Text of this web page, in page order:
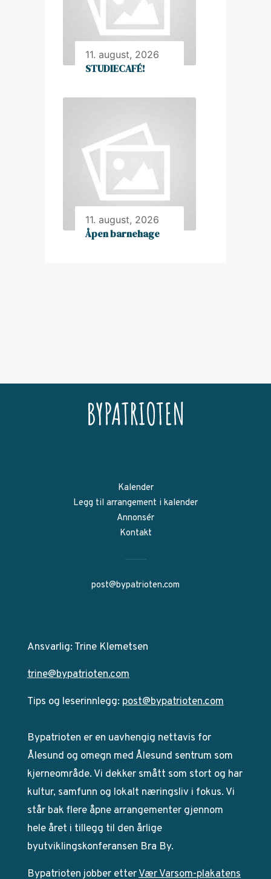
11. august, 2026
STUDIECAFÉ!
11. august, 2026
Åpen barnehage
Kalender
Legg til arrangement i kalender
Annonsér
Kontakt
post@bypatrioten.com
Ansvarlig: Trine Klemetsen
trine@bypatrioten.com
Tips og leserinnlegg: post@bypatrioten.com
Bypatrioten er en uavhengig nettavis for
Ålesund og omegn med Ålesund sentrum som
kjerneområde. Vi dekker smått som stort og har
kultur, samfunn og lokalt næringsliv i fokus. Vi
står bak flere åpne arrangementer gjennom
hele året i tillegg til den årlige
byutviklingskonferansen Bra By.
Bypatrioten jobber etterVær Varsom-plakatens